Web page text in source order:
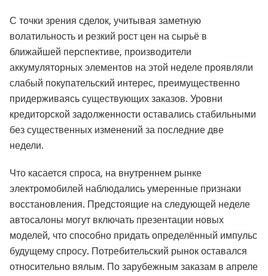
С точки зрения сделок, учитывая заметную
волатильность и резкий рост цен на сырьё в
ближайшей перспективе, производители
аккумуляторных элементов на этой неделе проявляли
слабый покупательский интерес, преимущественно
придерживаясь существующих заказов. Уровни
кредиторской задолженности оставались стабильными
без существенных изменений за последние две
недели.
Что касается спроса, на внутреннем рынке
электромобилей наблюдались умеренные признаки
восстановления. Предстоящие на следующей неделе
автосалоны могут включать презентации новых
моделей, что способно придать определённый импульс
будущему спросу. Потребительский рынок оставался
относительно вялым. По зарубежным заказам в апреле